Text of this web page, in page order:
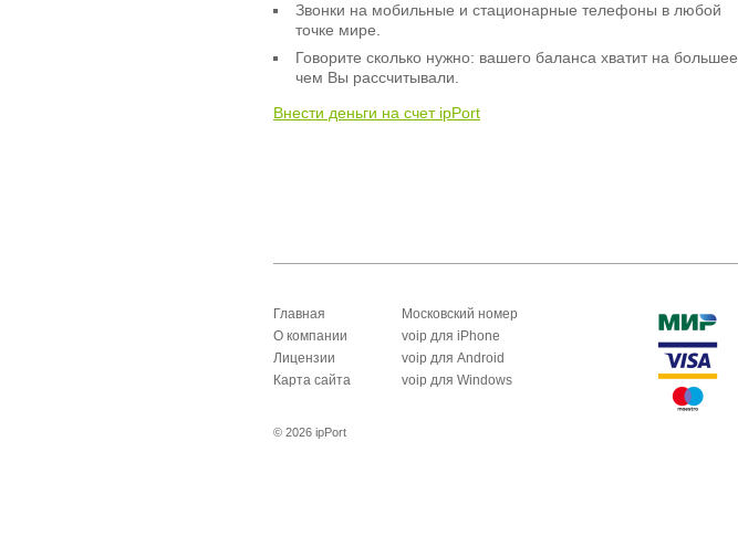
Звонки на мобильные и стационарные телефоны в любой
точке мире.
Говорите сколько нужно: вашего баланса хватит на большее,
чем Вы рассчитывали.
Внести деньги на счет ipPort
Главная
О компании
Лицензии
Карта сайта
Московский номер
voip для iPhone
voip для Android
voip для Windows
© 2026 ipPort